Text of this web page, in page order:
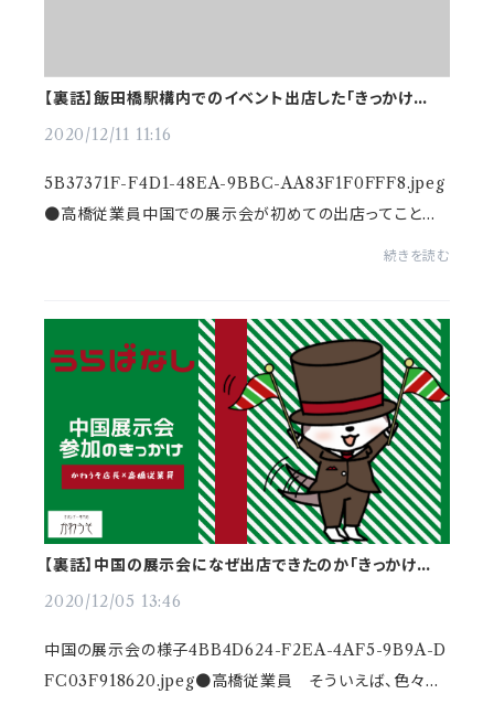
【裏話】飯田橋駅構内でのイベント出店した「きっかけは
2020/12/11 11:16
5B37371F-F4D1-48EA-9BBC-AA83F1F0FFF8.jpeg
●高橋従業員中国での展示会が初めての出店ってことで
したよね。2回目はどこで開催したんですか？のぞく ●かわ
続きを読む
【裏話】中国の展示会になぜ出店できたのか「きっかけは
2020/12/05 13:46
中国の展示会の様子4BB4D624-F2EA-4AF5-9B9A-D
FC03F918620.jpeg●高橋従業員 そういえば、色々展